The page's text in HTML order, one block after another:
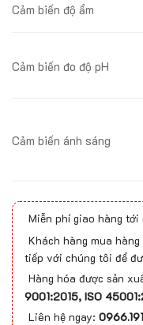
Cảm biến độ ẩm
Cảm biến đo độ pH
Cảm biến ánh sáng
Miễn phí giao hàng
Khách hàng mua
tiếp với chúng tôi để
Hàng hóa được sản
9001:2015, ISO
Liên hệ ngay: